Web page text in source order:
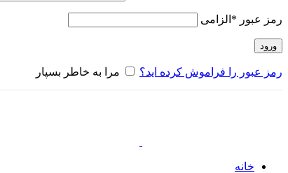
رمز عبور * الزامی
ورود
رمز عبور را فراموش کرده اید؟ مرا به خاطر بسپار
خانه